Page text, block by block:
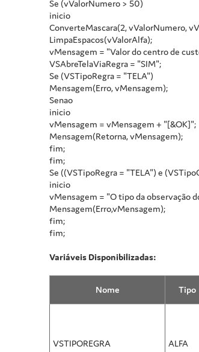
Se (vValorNumero > 50)
inicio
ConverteMascara(2, vValorNumero,
LimpaEspacos(vValorAlfa);
vMensagem = "Valor do centro de
VSAbreTelaViaRegra = "SIM";
Se (VSTipoRegra = "TELA")
Mensagem(Erro, vMensagem);
Senao
inicio
vMensagem = vMensagem + "[&OK]";
Mensagem(Retorna, vMensagem);
fim;
fim;
Se ((VSTipoRegra = "TELA") e
inicio
vMensagem = "O tipo da observação
Mensagem(Erro,vMensagem);
fim;
fim;
Variáveis Disponibilizadas:
Nome Tipo
VSTIPOREGRA ALFA